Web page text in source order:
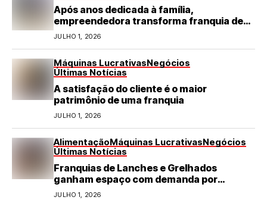
Após anos dedicada à família,
empreendedora transforma franquia de
turismo em negócio de destaque no RN
JULHO 1, 2026
Máquinas LucrativasNegócios
Últimas Notícias
A satisfação do cliente é o maior
patrimônio de uma franquia
JULHO 1, 2026
AlimentaçãoMáquinas LucrativasNegócios
Últimas Notícias
Franquias de Lanches e Grelhados
ganham espaço com demanda por
refeições rápidas e de qualidade
JULHO 1, 2026